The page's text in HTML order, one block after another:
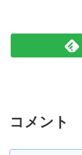
コメント